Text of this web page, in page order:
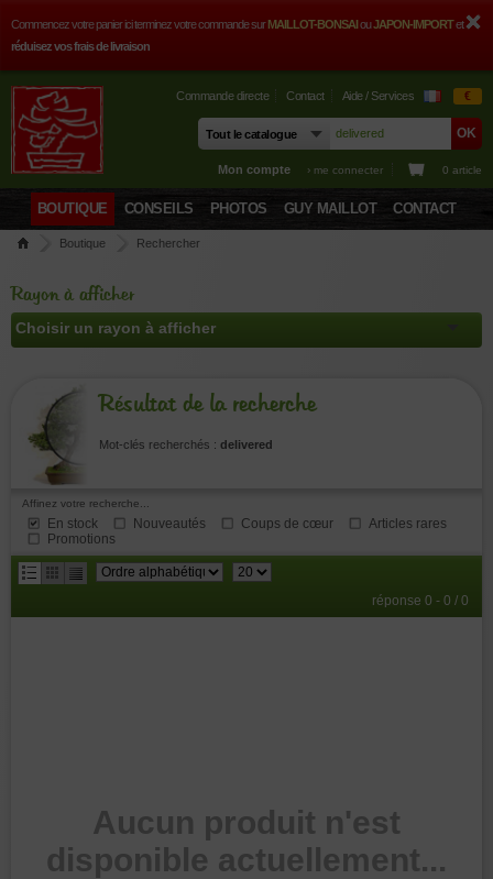
Commencez votre panier ici terminez votre commande surMAILLOT-BONSAIouJAPON-IMPORTet
réduisez vos frais de livraison
Commande directe Contact Aide / Services €
Mon compte › me connecter 0 article
BOUTIQUE CONSEILS PHOTOS GUY MAILLOT CONTACT
Boutique Rechercher
Rayon à afficher
Résultat de la recherche
Mot-clés recherchés : delivered
Affinez votre recherche...
En stock Nouveautés Coups de cœur
Articles rares
Promotions
réponse 0 - 0 / 0
Aucun produit n'est
disponible actuellement...